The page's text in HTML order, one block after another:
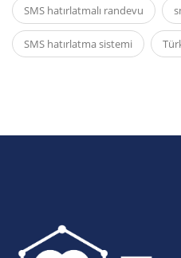
SMS hatırlatmalı randevu
SMS hatırlatma sistemi